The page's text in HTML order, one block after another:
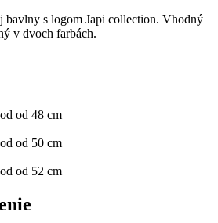
bavlny s logom Japi collection. Vhodný
v dvoch farbách.
od 48 cm
od 50 cm
od 52 cm